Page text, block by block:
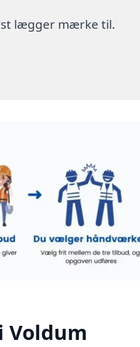
lægger mærke til.
Voldum